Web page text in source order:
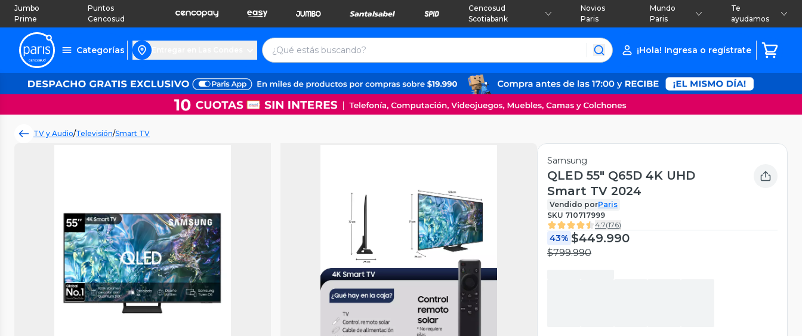
Jumbo
Prime
Puntos
Cencosud
Cencosud
Scotiabank
Novios
Paris
Mundo
Paris
Te
ayudamos
Categorías ¡Hola! Ingresa o regístrate
TV y Audio/Televisión/Smart TV
Samsung
QLED 55" Q65D 4K UHD
Smart TV 2024
Vendido porParis
SKU 710717999
4.7(176)
43% $449.990
$799.990